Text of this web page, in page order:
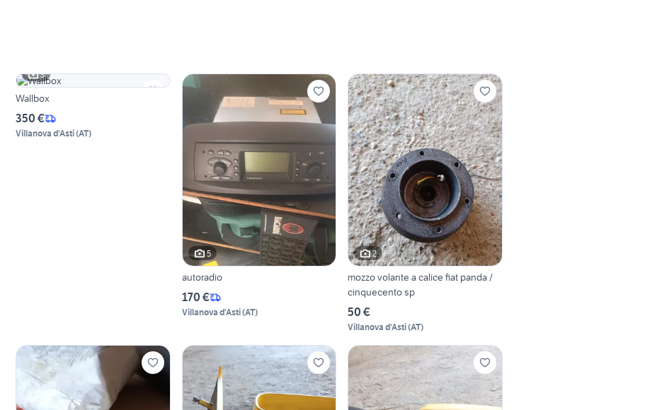
3
Wallbox
350 €
Villanova d'Asti(AT)
5
autoradio
170 €
Villanova d'Asti(AT)
2
mozzo volante a calice fiat panda /
cinquecento sp
50 €
Villanova d'Asti(AT)